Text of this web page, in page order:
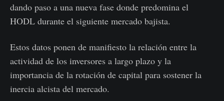
dando paso a una nueva fase donde predomina el
HODL durante el siguiente mercado bajista.
Estos datos ponen de manifiesto la relación entre la
actividad de los inversores a largo plazo y la
importancia de la rotación de capital para sostener la
inercia alcista del mercado.